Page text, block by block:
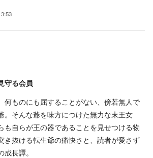
守る会員
何ものにも屈することがない、傍若無人で
。そんな爺を味方につけた無力な末王女
も自らが王の器であることを見せつける物
き抜ける転生爺の痛快さと、読者が愛さず
長譚。